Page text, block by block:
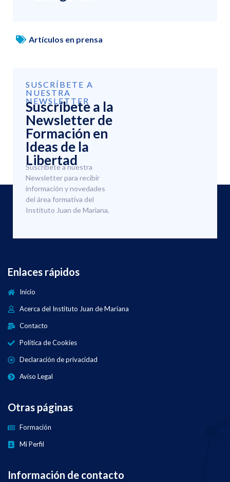
Artículos en prensa
SUSCRÍBETE A
NUESTRA
NEWSLETTER
Suscríbete a la
Newsletter de
Formación en
Ideas de la
Libertad
Suscríbete a nuestra
Newsletter para recibir
información y novedades
del área formativa del
Instituto Juan de Mariana.
Enlaces rápidos
Inicio
Acerca del Instituto Juan de Mariana
Contacto
Política de Cookies
Declaración de privacidad
Aviso Legal
Otras páginas
Formación
Mi Perfil
Información de contacto